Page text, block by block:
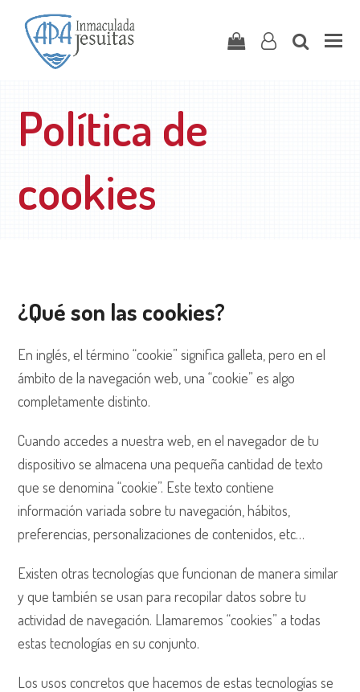
Carritouser-search
Política de
cookies
¿Qué son las cookies?
En inglés, el término “cookie” significa galleta, pero en el
ámbito de la navegación web, una “cookie” es algo
completamente distinto.
Cuando accedes a nuestra web, en el navegador de tu
dispositivo se almacena una pequeña cantidad de texto
que se denomina “cookie”. Este texto contiene
información variada sobre tu navegación, hábitos,
preferencias, personalizaciones de contenidos, etc…
Existen otras tecnologías que funcionan de manera similar
y que también se usan para recopilar datos sobre tu
actividad de navegación. Llamaremos “cookies” a todas
estas tecnologías en su conjunto.
Los usos concretos que hacemos de estas tecnologías se